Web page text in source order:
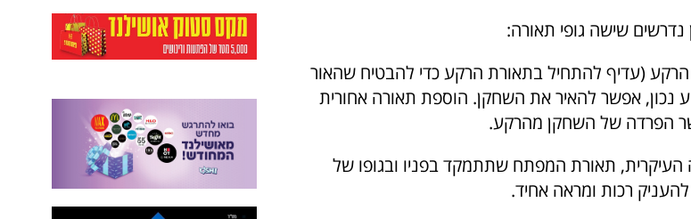
נדרשים שישה גופי תאורה:
הרקע (עדיף להתחיל בתאורת הרקע כדי להבטיח שהאור
נכון, אפשר להאיר את השחקן. הוספת תאורה אחורית
הפרדה של השחקן מהרקע.
תאורת המפתח שתתמקד בפניו ובגופו של
רכות ומראה אחיד.